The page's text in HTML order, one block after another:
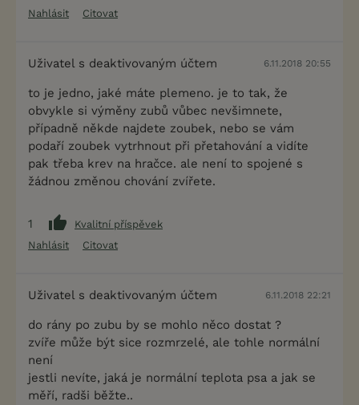
Nahlásit
Citovat
Uživatel s deaktivovaným účtem 6.11.2018 20:55
to je jedno, jaké máte plemeno. je to tak, že
obvykle si výměny zubů vůbec nevšimnete,
případně někde najdete zoubek, nebo se vám
podaří zoubek vytrhnout při přetahování a vidíte
pak třeba krev na hračce. ale není to spojené s
žádnou změnou chování zvířete.
1
Kvalitní příspěvek
Nahlásit
Citovat
Uživatel s deaktivovaným účtem 6.11.2018 22:21
do rány po zubu by se mohlo něco dostat ?
zvíře může být sice rozmrzelé, ale tohle normální
není
jestli nevíte, jaká je normální teplota psa a jak se
měří, radši běžte..